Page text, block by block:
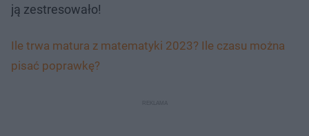
ją zestresowało!
Ile trwa matura z matematyki 2023? Ile czasu można
pisać poprawkę?